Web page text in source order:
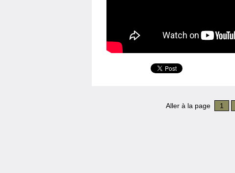
Aller à la page 1